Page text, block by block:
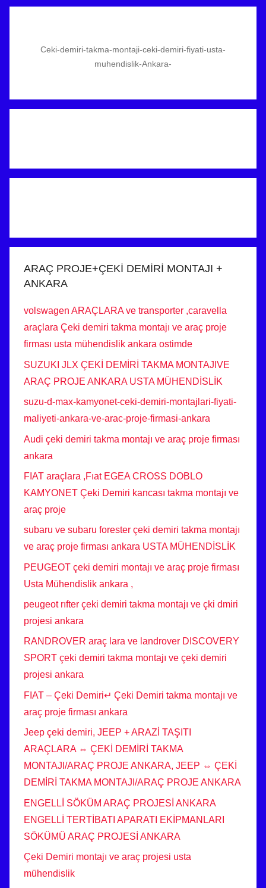
Ceki-demiri-takma-montaji-ceki-demiri-fiyati-usta-
muhendislik-Ankara-
ARAÇ PROJE+ÇEKİ DEMİRİ MONTAJI +
ANKARA
volswagen ARAÇLARA ve transporter ,caravella
araçlara Çeki demiri takma montajı ve araç proje
firması usta mühendislik ankara ostimde
SUZUKI JLX ÇEKİ DEMİRİ TAKMA MONTAJIVE
ARAÇ PROJE ANKARA USTA MÜHENDİSLİK
suzu-d-max-kamyonet-ceki-demiri-montajlari-fiyati-
maliyeti-ankara-ve-arac-proje-firmasi-ankara
Audi çeki demiri takma montajı ve araç proje firması
ankara
FIAT araçlara ,Fıat EGEA CROSS DOBLO
KAMYONET Çeki Demiri kancası takma montajı ve
araç proje
subaru ve subaru forester çeki demiri takma montajı
ve araç proje firması ankara USTA MÜHENDİSLİK
PEUGEOT çeki demiri montajı ve araç proje firması
Usta Mühendislik ankara ,
peugeot rıfter çeki demiri takma montajı ve çki dmiri
projesi ankara
RANDROVER araç lara ve landrover DISCOVERY
SPORT çeki demiri takma montajı ve çeki demiri
projesi ankara
FIAT – Çeki Demiri↵ Çeki Demiri takma montajı ve
araç proje firması ankara
Jeep çeki demiri, JEEP + ARAZİ TAŞITI
ARAÇLARA ⇔ ÇEKİ DEMİRİ TAKMA
MONTAJI/ARAÇ PROJE ANKARA, JEEP ⇔ ÇEKİ
DEMİRİ TAKMA MONTAJI/ARAÇ PROJE ANKARA
ENGELLİ SÖKÜM ARAÇ PROJESİ ANKARA
ENGELLİ TERTİBATI APARATI EKİPMANLARI
SÖKÜMÜ ARAÇ PROJESİ ANKARA
Çeki Demiri montajı ve araç projesi usta
mühendislik